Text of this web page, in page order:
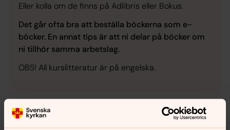
Eller kolla om de finns på Adlibris eller Bokus.
Det går ofta bra att beställa böckerna som e-
böcker. En annat tips är att ni delar på böcker om
ni tillhör samma arbetslag.
OBS! All kurslitteratur är på engelska.